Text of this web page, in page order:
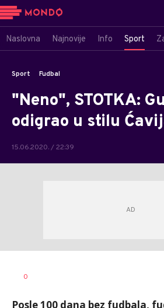
Naslovna Najnovije Info Sport
Sport Fudbal
"Neno", STOTKA:
odigrao u stilu
15.06.2020. / 22:39
AUTOR
0
Posle 100 dana bez fudbala,